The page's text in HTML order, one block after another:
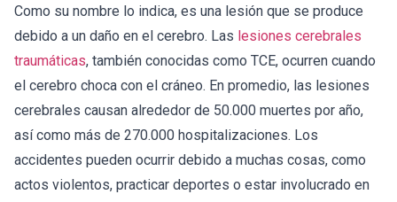
Como su nombre lo indica, es una lesión que se produce
debido a un daño en el cerebro. Las lesiones cerebrales
traumáticas, también conocidas como TCE, ocurren cuando
el cerebro choca con el cráneo. En promedio, las lesiones
cerebrales causan alrededor de 50.000 muertes por año,
así como más de 270.000 hospitalizaciones. Los
accidentes pueden ocurrir debido a muchas cosas, como
actos violentos, practicar deportes o estar involucrado en